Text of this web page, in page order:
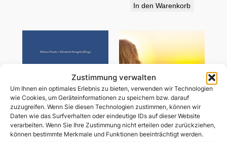
Zustimmung verwalten
Um Ihnen ein optimales Erlebnis zu bieten, verwenden wir Technologien
wie Cookies, um Geräteinformationen zu speichern bzw. darauf
zuzugreifen. Wenn Sie diesen Technologien zustimmen, können wir
Daten wie das Surfverhalten oder eindeutige IDs auf dieser Website
verarbeiten. Wenn Sie Ihre Zustimmung nicht erteilen oder zurückziehen,
können bestimmte Merkmale und Funktionen beeinträchtigt werden.
In den Warenkorb